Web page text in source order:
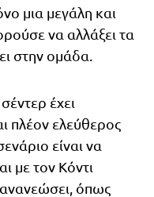
μια μεγάλη και
να αλλάξει τα
στην ομάδα.
έχει
πλέον ελεύθερος
είναι να
με τον Κόντι
ανανεώσει, όπως